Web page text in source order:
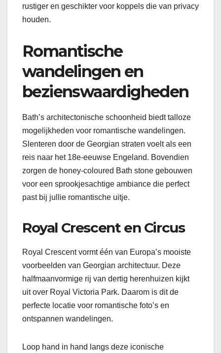
rustiger en geschikter voor koppels die van privacy
houden.
Romantische
wandelingen en
bezienswaardigheden
Bath’s architectonische schoonheid biedt talloze
mogelijkheden voor romantische wandelingen.
Slenteren door de Georgian straten voelt als een
reis naar het 18e-eeuwse Engeland. Bovendien
zorgen de honey-coloured Bath stone gebouwen
voor een sprookjesachtige ambiance die perfect
past bij jullie romantische uitje.
Royal Crescent en Circus
Royal Crescent vormt één van Europa’s mooiste
voorbeelden van Georgian architectuur. Deze
halfmaanvormige rij van dertig herenhuizen kijkt
uit over Royal Victoria Park. Daarom is dit de
perfecte locatie voor romantische foto’s en
ontspannen wandelingen.
Loop hand in hand langs deze iconische